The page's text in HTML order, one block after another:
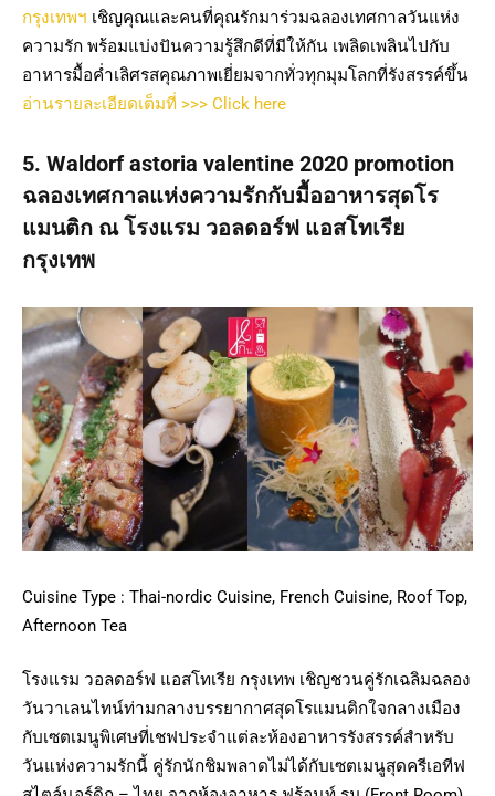
กรุงเทพฯ เชิญคุณและคนที่คุณรักมาร่วมฉลองเทศกาลวันแห่ง
ความรัก พร้อมแบ่งปันความรู้สึกดีที่มีให้กัน เพลิดเพลินไปกับ
อาหารมื้อค่ำเลิศรสคุณภาพเยี่ยมจากทั่วทุกมุมโลกที่รังสรรค์ขึ้น
อ่านรายละเอียดเต็มที่ >>> Click here
5. Waldorf astoria valentine 2020 promotion
ฉลองเทศกาลแห่งความรักกับมื้ออาหารสุดโร
แมนติก ณ โรงแรม วอลดอร์ฟ แอสโทเรีย
กรุงเทพ
Cuisine Type : Thai-nordic Cuisine, French Cuisine, Roof Top,
Afternoon Tea
โรงแรม วอลดอร์ฟ แอสโทเรีย กรุงเทพ เชิญชวนคู่รักเฉลิมฉลอง
วันวาเลนไทน์ท่ามกลางบรรยากาศสุดโรแมนติกใจกลางเมือง
กับเซตเมนูพิเศษที่เชฟประจำแต่ละห้องอาหารรังสรรค์สำหรับ
วันแห่งความรักนี้ คู่รักนักชิมพลาดไม่ได้กับเซตเมนูสุดครีเอทีฟ